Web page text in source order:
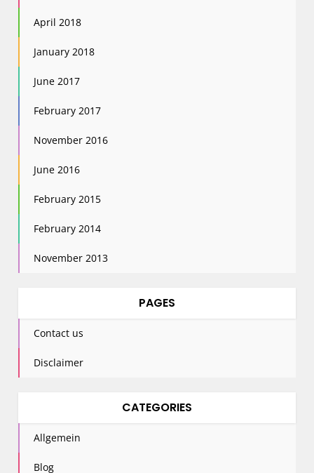
April 2018
January 2018
June 2017
February 2017
November 2016
June 2016
February 2015
February 2014
November 2013
PAGES
Contact us
Disclaimer
CATEGORIES
Allgemein
Blog